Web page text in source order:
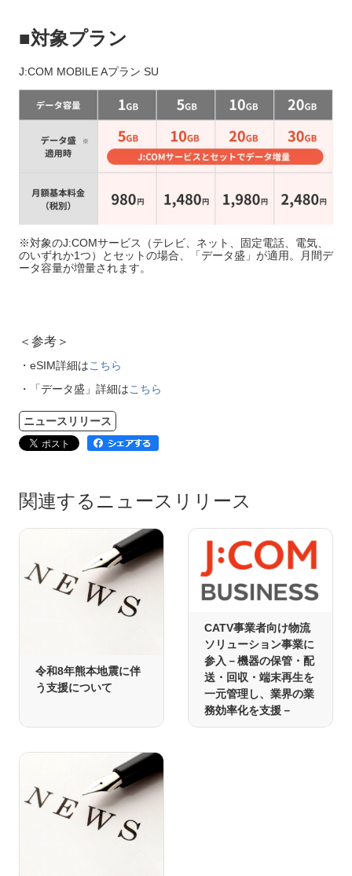
■対象プラン
J:COM MOBILE Aプラン SU
※対象のJ:COMサービス（テレビ、ネット、固定電話、電気、
のいずれか1つ）とセットの場合、「データ盛」が適用。月間デ
ータ容量が増量されます。
＜参考＞
・eSIM詳細はこちら
・「データ盛」詳細はこちら
ニュースリリース
関連するニュースリリース
令和8年熊本地震に伴
う支援について
CATV事業者向け物流
ソリューション事業に
参入－機器の保管・配
送・回収・端末再生を
一元管理し、業界の業
務効率化を支援－